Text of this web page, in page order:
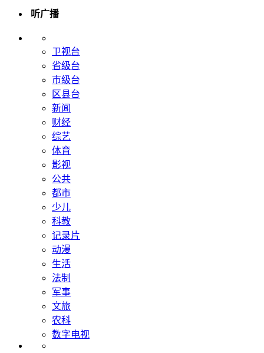
听广播
卫视台
省级台
市级台
区县台
新闻
财经
综艺
体育
影视
公共
都市
少儿
科教
记录片
动漫
生活
法制
军事
文旅
农科
数字电视